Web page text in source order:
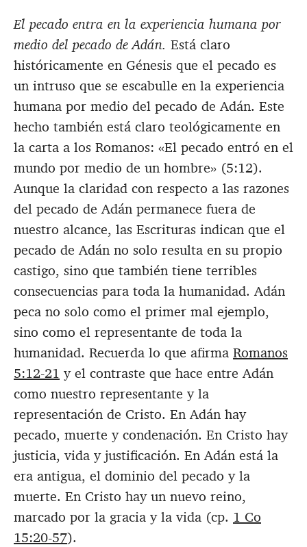
El pecado entra en la experiencia humana por
medio del pecado de Adán. Está claro
históricamente en Génesis que el pecado es
un intruso que se escabulle en la experiencia
humana por medio del pecado de Adán. Este
hecho también está claro teológicamente en
la carta a los Romanos: «El pecado entró en el
mundo por medio de un hombre» (5:12).
Aunque la claridad con respecto a las razones
del pecado de Adán permanece fuera de
nuestro alcance, las Escrituras indican que el
pecado de Adán no solo resulta en su propio
castigo, sino que también tiene terribles
consecuencias para toda la humanidad. Adán
peca no solo como el primer mal ejemplo,
sino como el representante de toda la
humanidad. Recuerda lo que afirma Romanos
5:12-21 y el contraste que hace entre Adán
como nuestro representante y la
representación de Cristo. En Adán hay
pecado, muerte y condenación. En Cristo hay
justicia, vida y justificación. En Adán está la
era antigua, el dominio del pecado y la
muerte. En Cristo hay un nuevo reino,
marcado por la gracia y la vida (cp. 1 Co
15:20-57).